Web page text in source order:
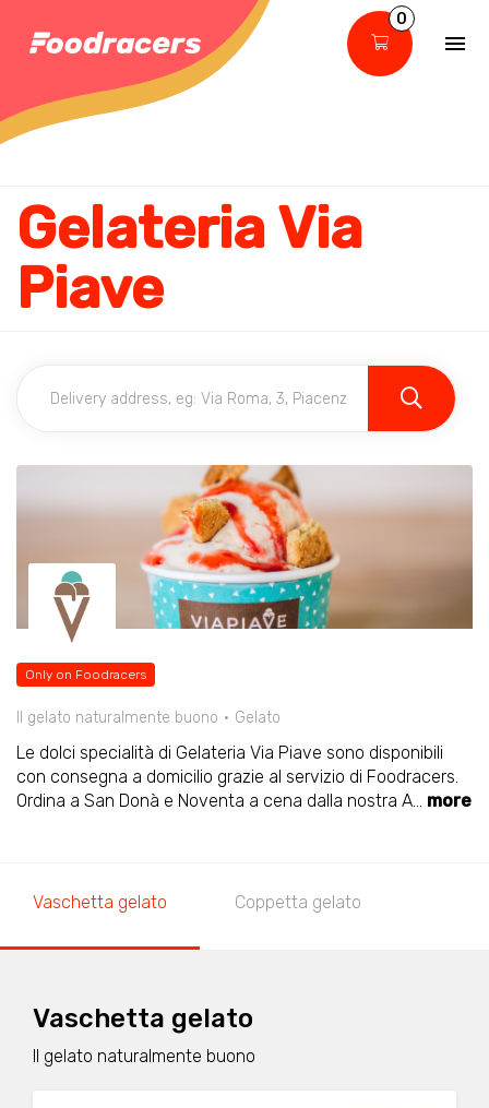
0
Gelateria Via
Piave
Only on Foodracers
Il gelato naturalmente buono Gelato
Le dolci specialità di Gelateria Via Piave sono disponibili
con consegna a domicilio grazie al servizio di Foodracers.
Ordina a San Donà e Noventa a cena dalla nostra A... more
Vaschetta gelato Coppetta gelato
Vaschetta gelato
Il gelato naturalmente buono